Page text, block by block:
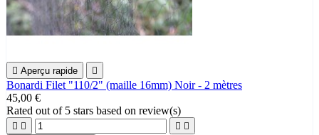
 Aperçu rapide 
Bonardi Filet "110/2" (maille 16mm) Noir - 2 mètres
45,00 €
Rated out of 5 stars based on review(s)
   